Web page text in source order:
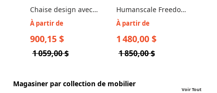
Chaise design avec
appui-tête réglable -
À partir de
900,15 $
1 059,00 $
Humanscale Freedom
- Chaise Freedom
À partir de
1 480,00 $
1 850,00 $
Magasiner par collection de mobilier
Voir Tout